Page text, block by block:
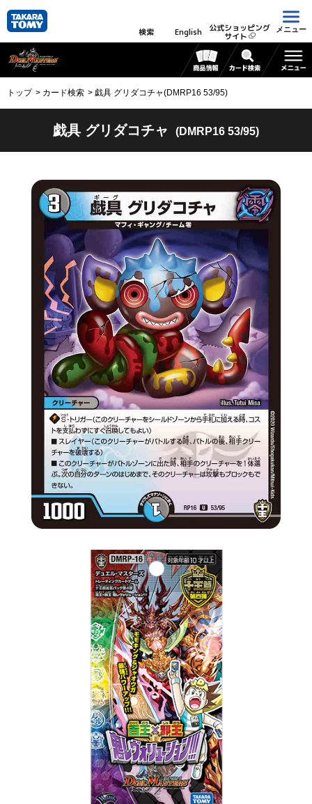
検索 English 公式ショッピング
サイト
メニュー
トップ カード検索 戯具 グリダコチャ(DMRP16 53/95)
戯具 グリダコチャ (DMRP16 53/95)